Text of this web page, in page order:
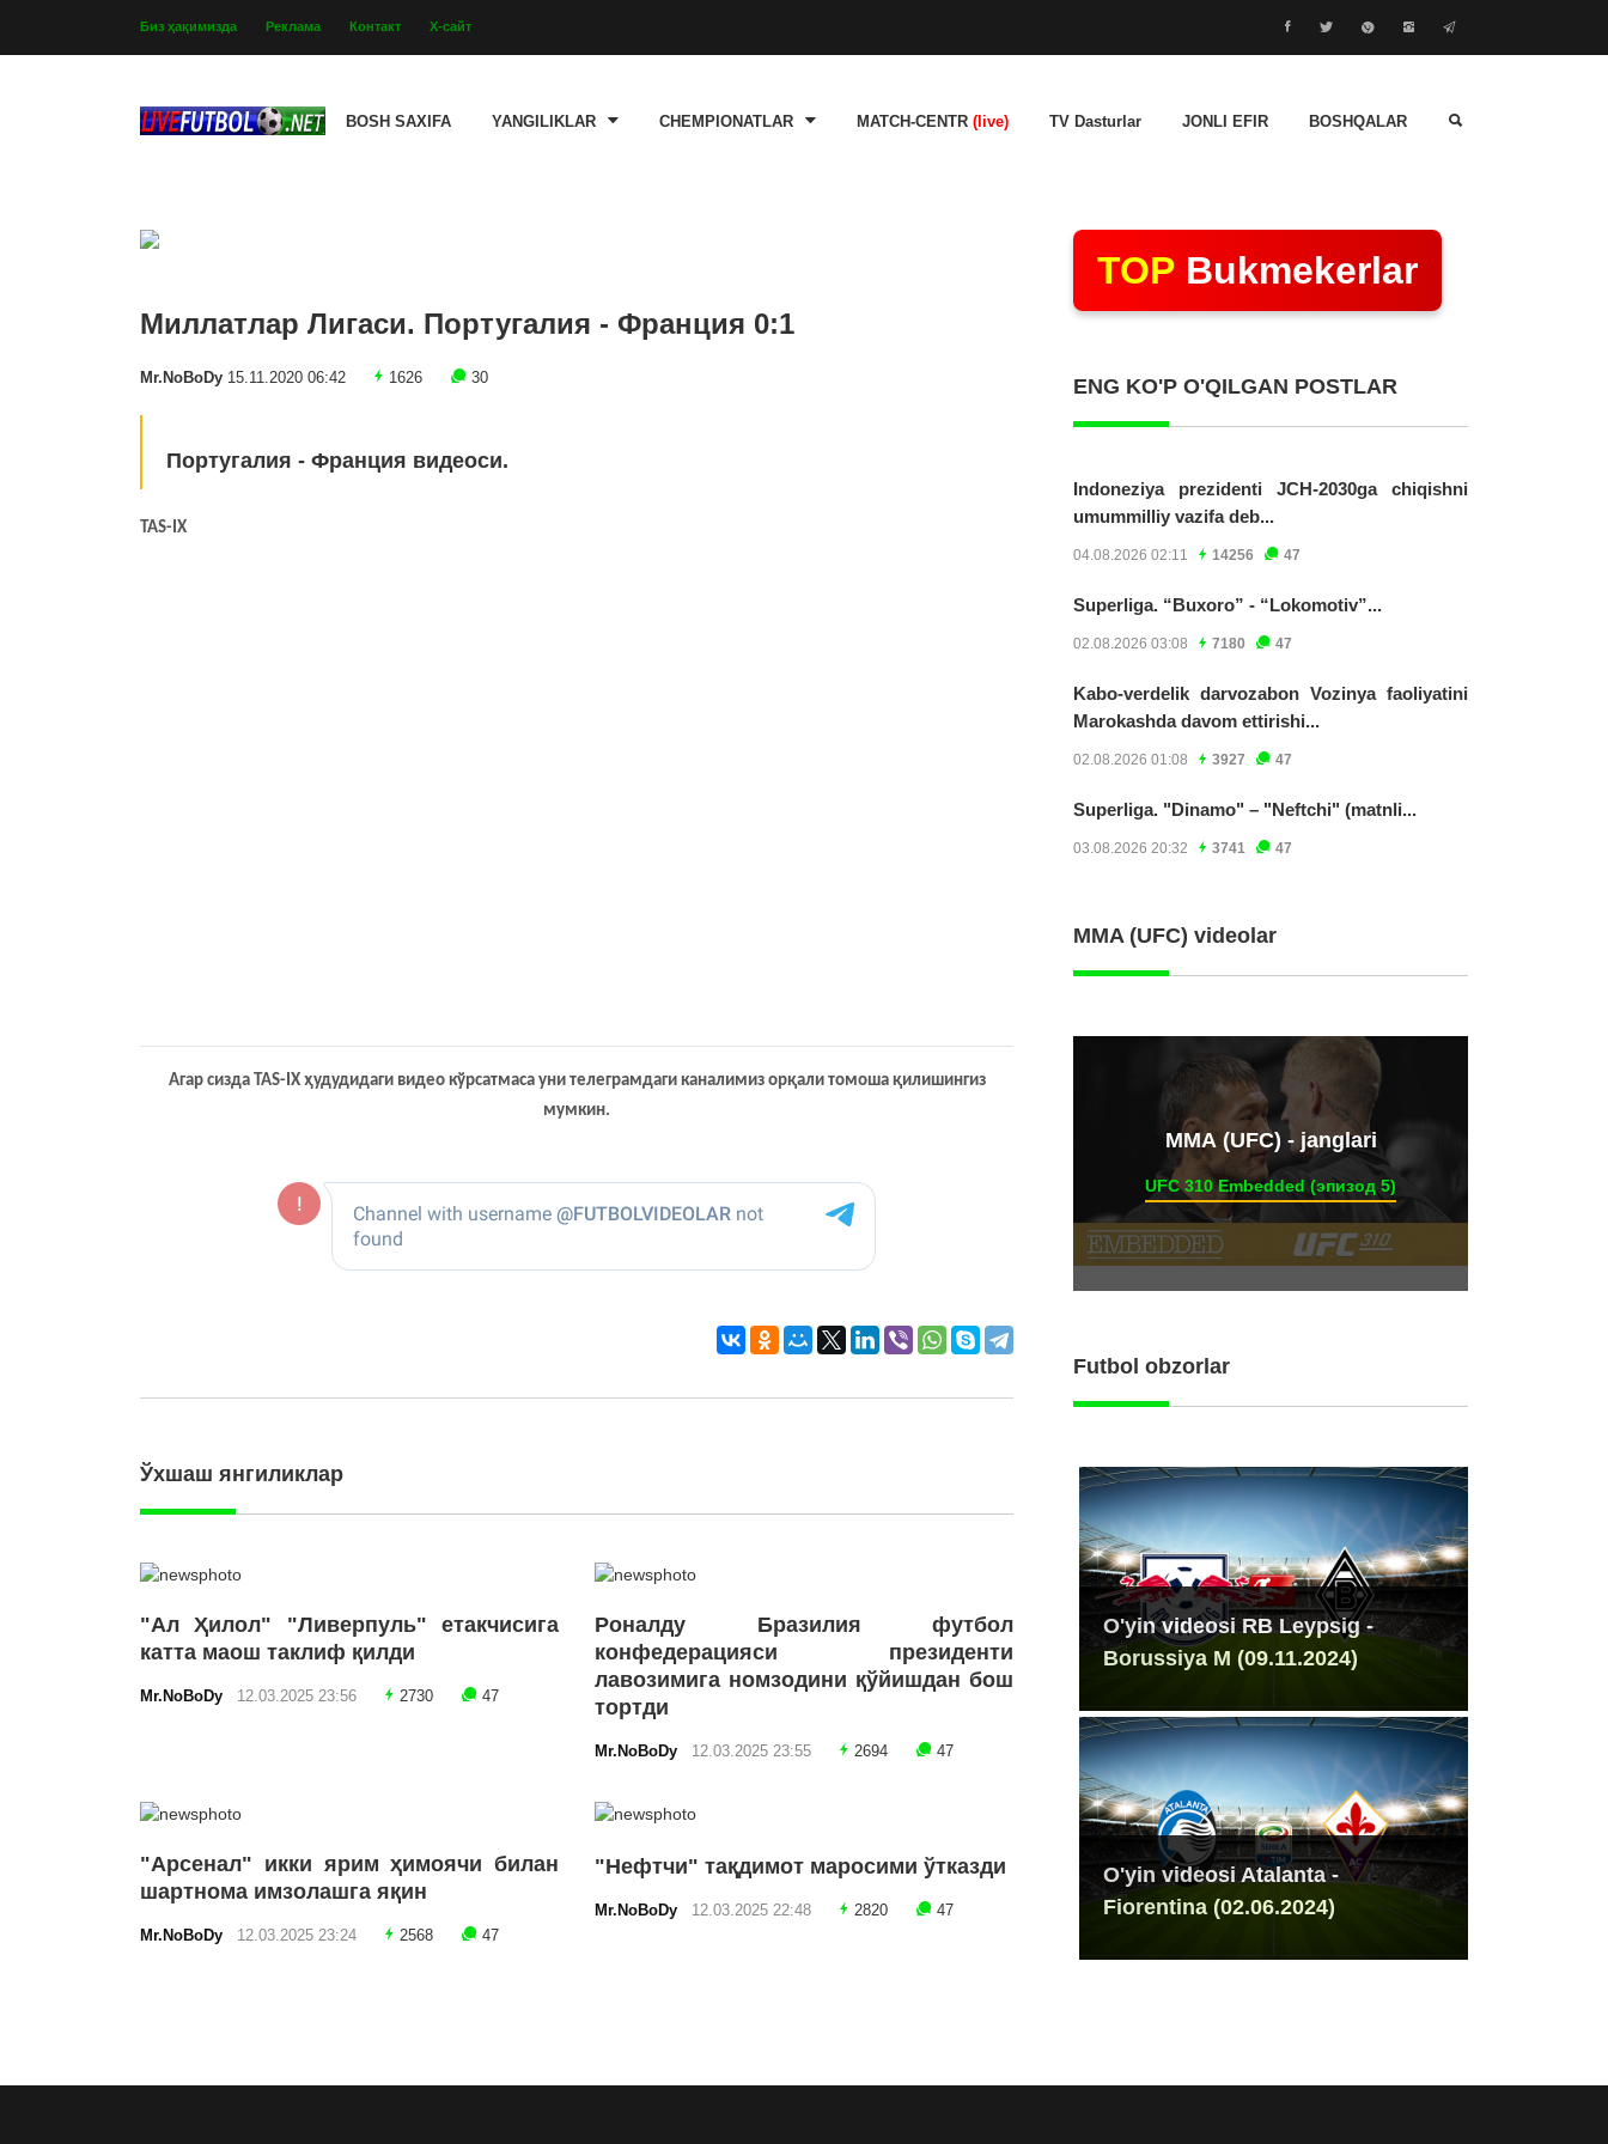
Биз ҳақимизда Реклама Контакт Х-сайт
BOSH SAXIFA YANGILIKLAR CHEMPIONATLAR MATCH-CENTR (live) TV Dasturlar JONLI EFIR BOSHQALAR
Миллатлар Лигаси. Португалия - Франция 0:1
Mr.NoBoDy 15.11.2020 06:42 1626 30
Португалия - Франция видеоси.
TAS-IX
Агар сизда TAS-IX ҳудудидаги видео кўрсатмаса уни телеграмдаги каналимиз орқали томоша қилишингиз
мумкин.
Ўхшаш янгиликлар
"Ал Ҳилол" "Ливерпуль" етакчисига
катта маош таклиф қилди
Mr.NoBoDy 12.03.2025 23:56 2730 47
Роналду Бразилия футбол
конфедерацияси президенти
лавозимига номзодини қўйишдан бош
тортди
Mr.NoBoDy 12.03.2025 23:55 2694 47
"Арсенал" икки ярим ҳимоячи билан
шартнома имзолашга яқин
Mr.NoBoDy 12.03.2025 23:24 2568 47
"Нефтчи" тақдимот маросими ўтказди
Mr.NoBoDy 12.03.2025 22:48 2820 47
TOP Bukmekerlar
ENG KO'P O'QILGAN POSTLAR
Indoneziya prezidenti JCH-2030ga chiqishni
umummilliy vazifa deb...
04.08.2026 02:11 14256 47
Superliga. “Buxoro” - “Lokomotiv”...
02.08.2026 03:08 7180 47
Kabo-verdelik darvozabon Vozinya faoliyatini
Marokashda davom ettirishi...
02.08.2026 01:08 3927 47
Superliga. "Dinamo" – "Neftchi" (matnli...
03.08.2026 20:32 3741 47
MMA (UFC) videolar
ММА (UFC) - janglari
UFC 310 Embedded (эпизод 5)
Futbol obzorlar
O'yin videosi RB Leypsig -
Borussiya M (09.11.2024)
O'yin videosi Atalanta -
Fiorentina (02.06.2024)